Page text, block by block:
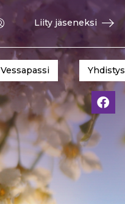
Liity jäseneksi
Vessapassi Yhdistys